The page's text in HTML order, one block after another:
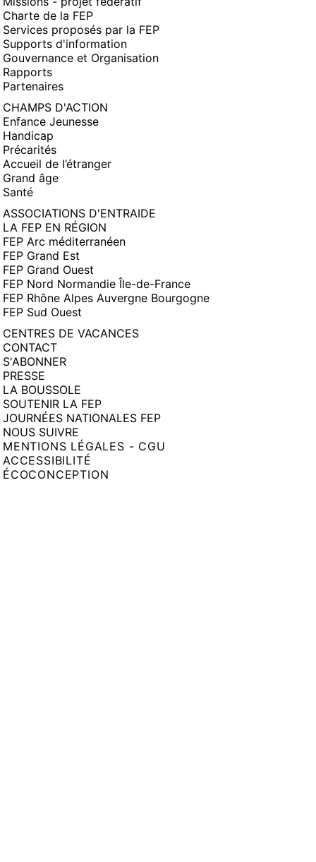
Charte de la FEP
Services proposés par la FEP
Supports d'information
Gouvernance et Organisation
Rapports
Partenaires
CHAMPS D'ACTION
Enfance Jeunesse
Handicap
Précarités
Accueil de l’étranger
Grand âge
Santé
ASSOCIATIONS D'ENTRAIDE
LA FEP EN RÉGION
FEP Arc méditerranéen
FEP Grand Est
FEP Grand Ouest
FEP Nord Normandie Île-de-France
FEP Rhône Alpes Auvergne Bourgogne
FEP Sud Ouest
CENTRES DE VACANCES
CONTACT
S'ABONNER
PRESSE
LA BOUSSOLE
SOUTENIR LA FEP
JOURNÉES NATIONALES FEP
NOUS SUIVRE
MENTIONS LÉGALES - CGU
ACCESSIBILITÉ
ÉCOCONCEPTION